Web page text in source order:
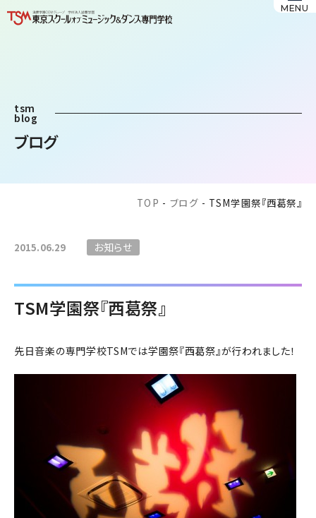
MENU
tsm
blog
ブログ
TOP -ブログ - TSM学園祭『西葛祭』
2015.06.29 お知らせ
TSM学園祭『西葛祭』
先日音楽の専門学校TSMでは学園祭『西葛祭』が行われました！